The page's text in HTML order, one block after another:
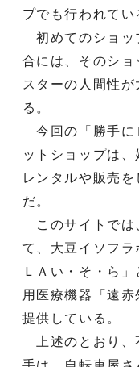
プでも行われてい
初めてのショッ
合には、そのシ
スターの人間性
る。
今回の「勝手に
ットショップは
レンタルや販売を
だ。
このサイトでは
て、大豆イソフラ
ＬＡい・そ・ら
用医療機器「遠
提供している。
上述のとおり、